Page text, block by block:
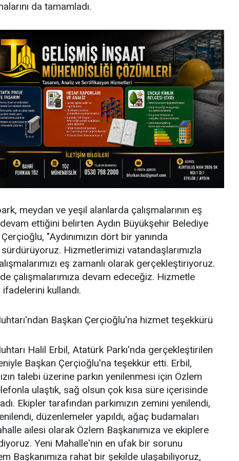
da tamamladı.
meydan ve yeşil alanlarda çalışmalarının eş
ettiğini belirten Aydın Büyükşehir Belediye
"Aydınımızın dört bir yanında
sürdürüyoruz. Hizmetlerimizi vatandaşlarımızla
eş zamanlı olarak gerçekleştiriyoruz.
çalışmalarımıza devam edeceğiz. Hizmetle
ifadelerini kullandı.
Başkan Çerçioğlu'na hizmet teşekkürü
Halil Erbil, Atatürk Parkı'nda gerçekleştirilen
Başkan Çerçioğlu'na teşekkür etti. Erbil,
talebi üzerine parkın yenilenmesi için Özlem
ulaştık, sağ olsun çok kısa süre içerisinde
Ekipler tarafından parkımızın zemini yenilendi,
düzenlemeler yapıldı, ağaç budamaları
ailesi olarak Özlem Başkanımıza ve ekiplere
Yeni Mahalle'nin en ufak bir sorunu
Başkanımıza rahat bir şekilde ulaşabiliyoruz,